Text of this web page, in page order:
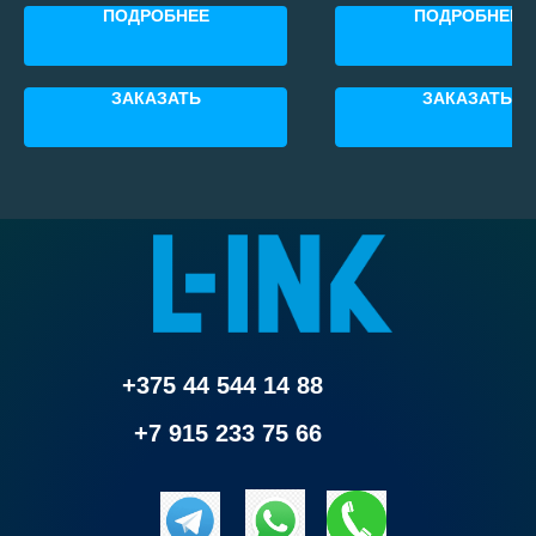
ПОДРОБНЕЕ
ЗАКАЗАТЬ
ПОДРОБНЕЕ
ЗАКАЗАТЬ
+375 44 544 14 88
+7 915 233 75 66